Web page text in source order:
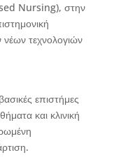
Nursing), στην
τεχνολογιών
επιστήμες
και κλινική